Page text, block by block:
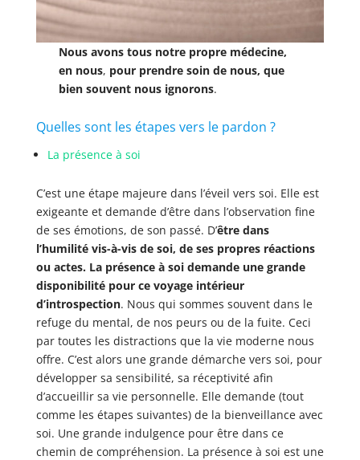
Nous avons tous notre propre médecine,
en nous, pour prendre soin de nous, que
bien souvent nous ignorons.
Quelles sont les étapes vers le pardon ?
La présence à soi
C’est une étape majeure dans l’éveil vers soi. Elle est
exigeante et demande d’être dans l’observation fine
de ses émotions, de son passé. D’être dans
l’humilité vis-à-vis de soi, de ses propres réactions
ou actes. La présence à soi demande une grande
disponibilité pour ce voyage intérieur
d’introspection. Nous qui sommes souvent dans le
refuge du mental, de nos peurs ou de la fuite. Ceci
par toutes les distractions que la vie moderne nous
offre. C’est alors une grande démarche vers soi, pour
développer sa sensibilité, sa réceptivité afin
d’accueillir sa vie personnelle. Elle demande (tout
comme les étapes suivantes) de la bienveillance avec
soi. Une grande indulgence pour être dans ce
chemin de compréhension. La présence à soi est une